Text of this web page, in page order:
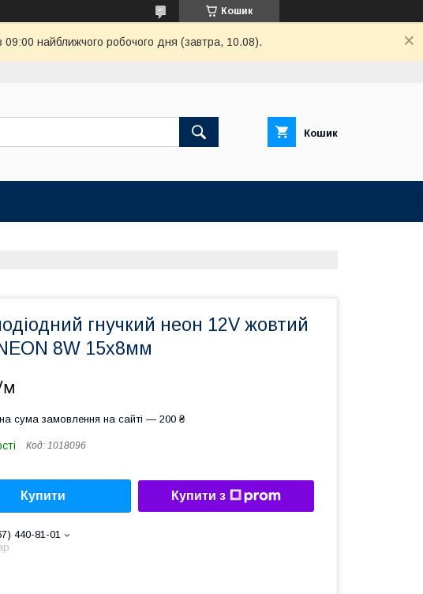
Кошик
09:00 найближчого робочого дня (завтра, 10.08).
Кошик
гнучкий неон 12V жовтий
8W 15x8мм
м
сума замовлення на сайті — 200 ₴
Код: 1018096
Купити Купити з
440-81-01